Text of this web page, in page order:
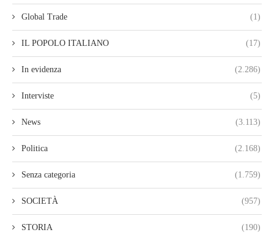
Global Trade (1)
IL POPOLO ITALIANO (17)
In evidenza (2.286)
Interviste (5)
News (3.113)
Politica (2.168)
Senza categoria (1.759)
SOCIETÀ (957)
STORIA (190)